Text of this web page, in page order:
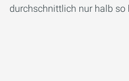
durchschnittlich nur halb so